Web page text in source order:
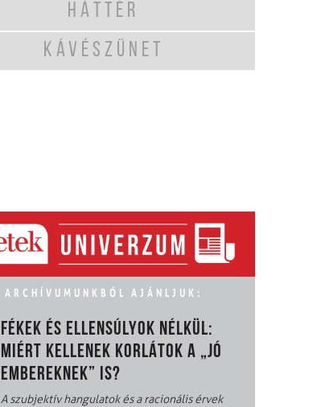
HÁTTÉR
KÁVÉSZÜNET
ARCHÍVUMUNKBÓL AJÁNLJUK:
FÉKEK ÉS ELLENSÚLYOK NÉLKÜL:
MIÉRT KELLENEK KORLÁTOK A „JÓ
EMBEREKNEK” IS?
A szubjektív hangulatok és a racionális érvek